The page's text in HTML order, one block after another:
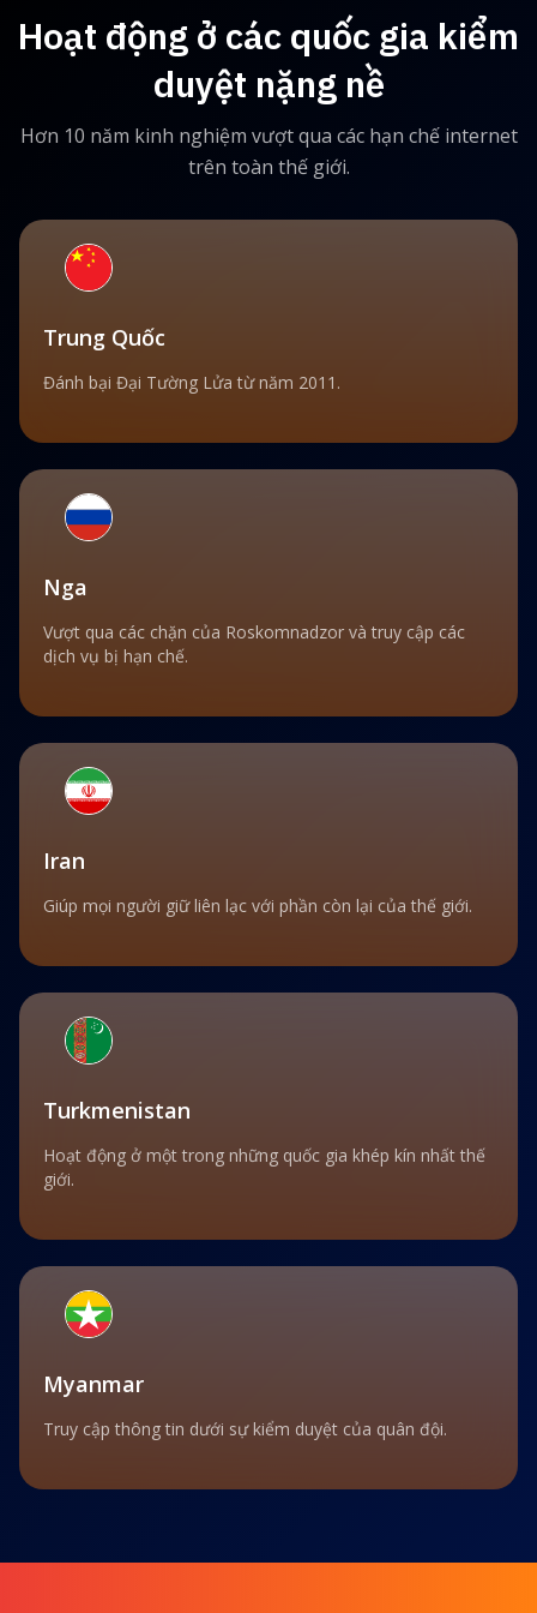
Hoạt động ở các quốc gia kiểm
duyệt nặng nề
Hơn 10 năm kinh nghiệm vượt qua các hạn chế internet
trên toàn thế giới.
Trung Quốc
Đánh bại Đại Tường Lửa từ năm 2011.
Nga
Vượt qua các chặn của Roskomnadzor và truy cập các
dịch vụ bị hạn chế.
Iran
Giúp mọi người giữ liên lạc với phần còn lại của thế giới.
Turkmenistan
Hoạt động ở một trong những quốc gia khép kín nhất thế
giới.
Myanmar
Truy cập thông tin dưới sự kiểm duyệt của quân đội.